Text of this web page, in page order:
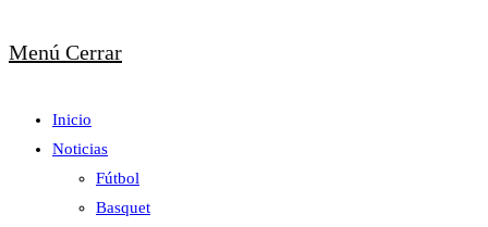
Menú Cerrar
Inicio
Noticias
Fútbol
Basquet